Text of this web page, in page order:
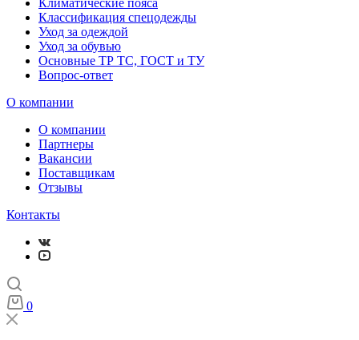
Климатические пояса
Классификация спецодежды
Уход за одеждой
Уход за обувью
Основные ТР ТС, ГОСТ и ТУ
Вопрос-ответ
О компании
О компании
Партнеры
Вакансии
Поставщикам
Отзывы
Контакты
0